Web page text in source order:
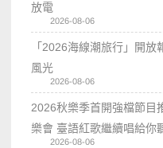
放電
2026-08-06
「2026海線潮旅行」開
風光
2026-08-06
2026秋樂季首開強檔節
樂會 臺語紅歌繼續唱給你
2026-08-06